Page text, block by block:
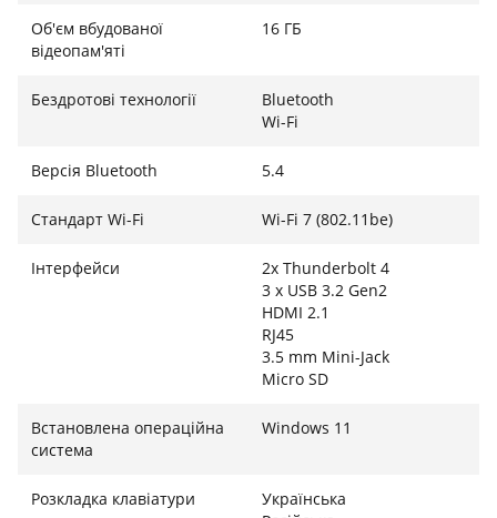
камера зі сканером обличчя та сканер відбитків
пальців забезпечують швидкий вхід через Windows
шторка веб-камери. Аудіосистема від Dynaudio з
шістьма динаміками створює об'ємне та чисте
максимально захоплюючими.
Об'єм вбудованої
відеопам'яті
16 ГБ
Бездротові технології
Bluetooth
Wi-Fi
Версія Bluetooth 5.4
Стандарт Wi-Fi Wi-Fi 7 (802.11be)
Інтерфейси
2x Thunderbolt 4
3 x USB 3.2 Gen2
HDMI 2.1
RJ45
3.5 mm Mini-Jack
Micro SD
Встановлена ​​операційна
система
Windows 11
Розкладка клавіатури
Українська